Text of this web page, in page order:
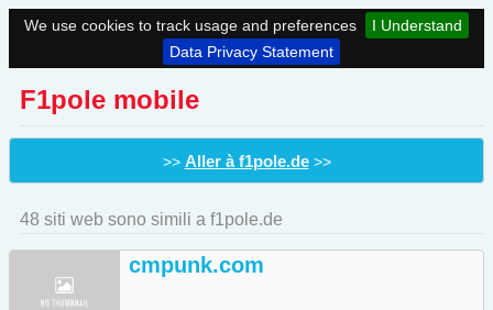
We use cookies to track usage and preferences
I Understand
Data Privacy Statement
F1pole mobile
>> Aller à f1pole.de>>
48 siti web sono simili a f1pole.de
cmpunk.com